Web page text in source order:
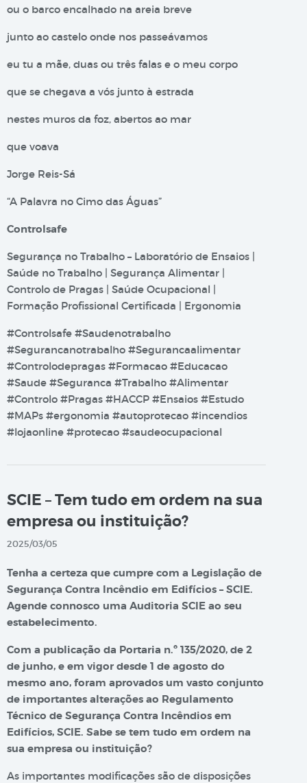
ou o barco encalhado na areia breve
junto ao castelo onde nos passeávamos
eu tu a mãe, duas ou três falas e o meu corpo
que se chegava a vós junto à estrada
nestes muros da foz, abertos ao mar
que voava
Jorge Reis-Sá
“A Palavra no Cimo das Águas”
Controlsafe
Segurança no Trabalho – Laboratório de Ensaios |
Saúde no Trabalho | Segurança Alimentar |
Controlo de Pragas | Saúde Ocupacional |
Formação Profissional Certificada | Ergonomia
#Controlsafe #Saudenotrabalho
#Segurancanotrabalho #Segurancaalimentar
#Controlodepragas #Formacao #Educacao
#Saude #Seguranca #Trabalho #Alimentar
#Controlo #Pragas #HACCP #Ensaios #Estudo
#MAPs #ergonomia #autoprotecao #incendios
#lojaonline #protecao #saudeocupacional
SCIE – Tem tudo em ordem na sua
empresa ou instituição?
2025/03/05
Tenha a certeza que cumpre com a Legislação de
Segurança Contra Incêndio em Edifícios – SCIE.
Agende connosco uma Auditoria SCIE ao seu
estabelecimento.
Com a publicação da Portaria n.º 135/2020, de 2
de junho, e em vigor desde 1 de agosto do
mesmo ano, foram aprovados um vasto conjunto
de importantes alterações ao Regulamento
Técnico de Segurança Contra Incêndios em
Edifícios, SCIE. Sabe se tem tudo em ordem na
sua empresa ou instituição?
As importantes modificações são de disposições